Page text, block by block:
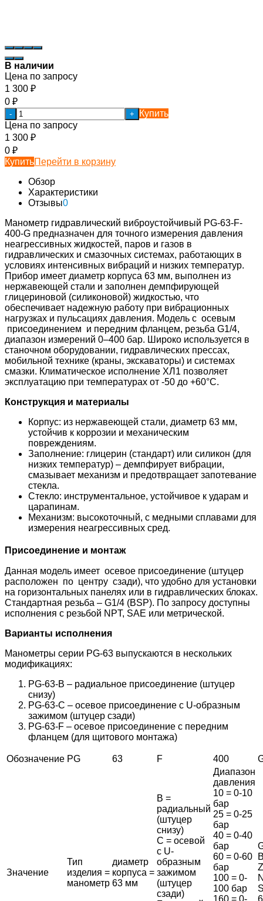
В наличии
Цена по запросу
1 300 ₽
0 ₽
- +
Купить
Цена по запросу
1 300 ₽
0 ₽
КупитьПерейти в корзину
Обзор
Характеристики
Отзывы0
Манометр гидравлический виброустойчивый PG-63-F-
400-G предназначен для точного измерения давления
неагрессивных жидкостей, паров и газов в
гидравлических и смазочных системах, работающих в
условиях интенсивных вибраций и низких температур.
Прибор имеет диаметр корпуса 63 мм, выполнен из
нержавеющей стали и заполнен демпфирующей
глицериновой (силиконовой) жидкостью, что
обеспечивает надежную работу при вибрационных
нагрузках и пульсациях давления. Модель с осевым
присоединением и передним фланцем, резьба G1/4,
диапазон измерений 0–400 бар. Широко используется в
станочном оборудовании, гидравлических прессах,
мобильной технике (краны, экскаваторы) и системах
смазки. Климатическое исполнение ХЛ1 позволяет
эксплуатацию при температурах от -50 до +60°С.
Конструкция и материалы
Корпус: из нержавеющей стали, диаметр 63 мм,
устойчив к коррозии и механическим
повреждениям.
Заполнение: глицерин (стандарт) или силикон (для
низких температур) – демпфирует вибрации,
смазывает механизм и предотвращает запотевание
стекла.
Стекло: инструментальное, устойчивое к ударам и
царапинам.
Механизм: высокоточный, с медными сплавами для
измерения неагрессивных сред.
Присоединение и монтаж
Данная модель имеет осевое присоединение (штуцер
расположен по центру сзади), что удобно для установки
на горизонтальных панелях или в гидравлических блоках.
Стандартная резьба – G1/4 (BSP). По запросу доступны
исполнения с резьбой NPT, SAE или метрической.
Варианты исполнения
Манометры серии PG-63 выпускаются в нескольких
модификациях:
PG-63-B – радиальное присоединение (штуцер
снизу)
PG-63-C – осевое присоединение с U-образным
зажимом (штуцер сзади)
PG-63-F – осевое присоединение с передним
фланцем (для щитового монтажа)
Обозначение PG 63 F 400
Значение
Тип
изделия =
манометр
диаметр
корпуса =
63 мм
B =
радиальный
(штуцер
снизу)
C = осевой
с U-
образным
зажимом
(штуцер
сзади)
Диапазон
давления
10 = 0-10
бар
25 = 0-25
бар
40 = 0-40
бар
60 = 0-60
бар
100 = 0-
100 бар
160 = 0-
6